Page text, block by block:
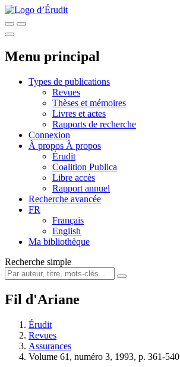
Menu principal
Types de publications
Revues
Thèses et mémoires
Livres et actes
Rapports de recherche
Connexion
À propos À propos
Érudit
Coalition Publica
Libre accès
Rapport annuel
Recherche avancée
FR
Français
English
Ma bibliothèque
Recherche simple
Fil d'Ariane
Érudit
Revues
Assurances
Volume 61, numéro 3, 1993, p. 361-540